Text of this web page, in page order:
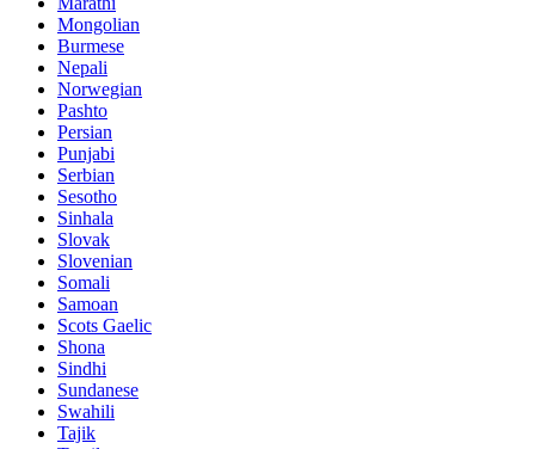
Mongolian
Burmese
Nepali
Norwegian
Pashto
Persian
Punjabi
Serbian
Sesotho
Sinhala
Slovak
Slovenian
Somali
Samoan
Scots Gaelic
Shona
Sindhi
Sundanese
Swahili
Tajik